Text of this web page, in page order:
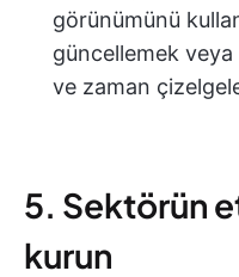
görünümünü
güncellemek
ve zaman
5. Sektörün
kurun